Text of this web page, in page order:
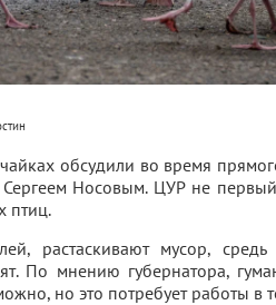
обсудили во время
Сергеем Носовым. ЦУР не
птиц.
растаскивают мусор,
По мнению губернатора,
но это потребует работы в